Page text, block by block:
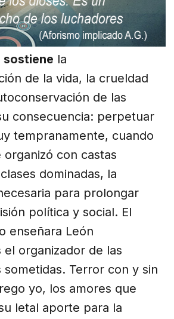
sostiene la
de la vida, la crueldad
de las
consecuencia: perpetuar
tempranamente, cuando
organizó con castas
dominadas, la
para prolongar
política y social. El
enseñara León
el organizador de las
sometidas. Terror con y sin
yo, los amores que
letal aporte para la